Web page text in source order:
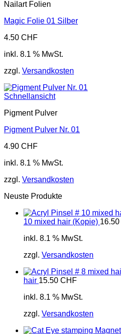
Nailart Folien
Magic Folie 01 Silber
4.50 CHF
inkl. 8.1 % MwSt.
zzgl. Versandkosten
Schnellansicht
Pigment Pulver
Pigment Pulver Nr. 01
4.90 CHF
inkl. 8.1 % MwSt.
zzgl. Versandkosten
Neuste Produkte
10 mixed hair (Kopie) 16.50
inkl. 8.1 % MwSt.
zzgl. Versandkosten
hair 15.50 CHF
inkl. 8.1 % MwSt.
zzgl. Versandkosten